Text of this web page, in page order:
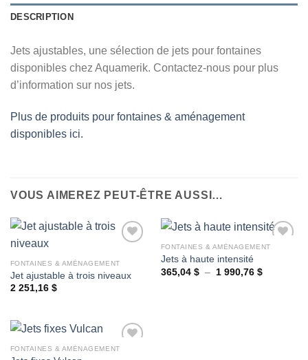
DESCRIPTION
Jets ajustables, une sélection de jets pour fontaines
disponibles chez Aquamerik. Contactez-nous pour plus
d’information sur nos jets.
Plus de produits pour fontaines & aménagement
disponibles ici.
VOUS AIMEREZ PEUT-ÊTRE AUSSI…
Ajouter
FONTAINES & AMÉNAGEMENT
Jet ajustable à trois niveaux
2 251,16 $
FONTAINES & AMÉNAGEMENT
Jets à haute intensité
365,04 $ – 1 990,76 $Plage
FONTAINES & AMÉNAGEMENT